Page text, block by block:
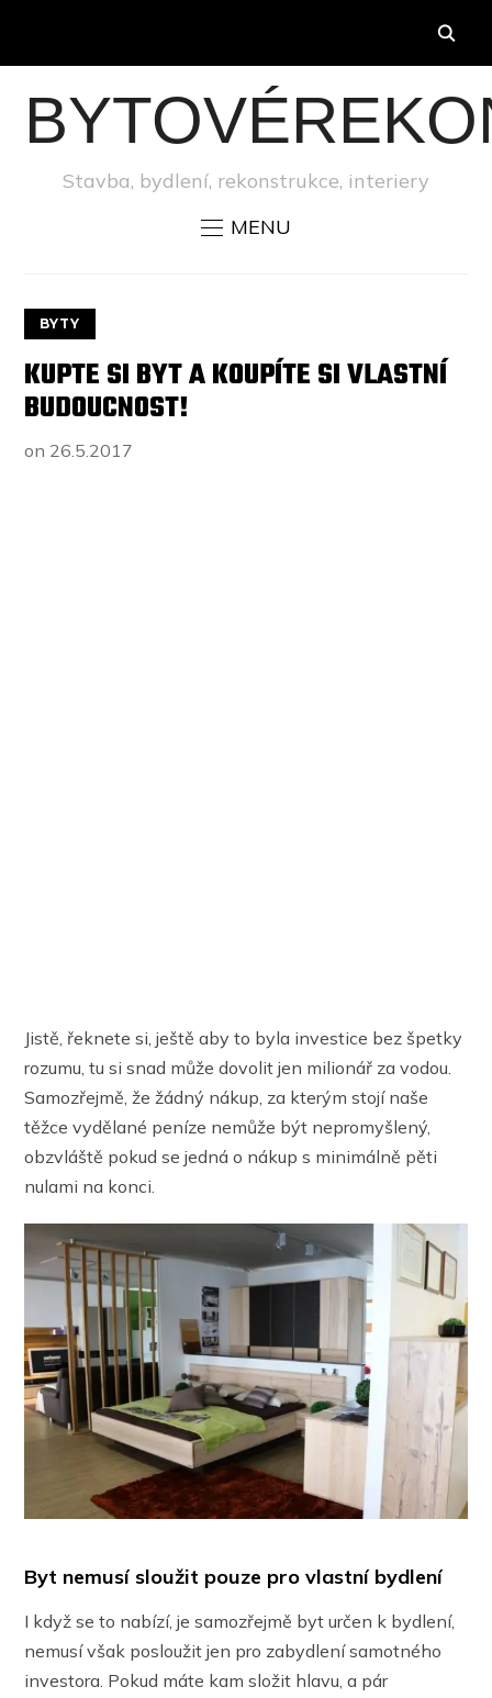
Stavba, bydlení, rekonstrukce, interiery
MENU
BYTY
KUPTE SI BYT A KOUPÍTE SI VLASTNÍ
BUDOUCNOST!
on 26.5.2017
Jistě, řeknete si, ještě aby to byla investice bez špetky
rozumu, tu si snad může dovolit jen milionář za vodou.
Samozřejmě, že žádný nákup, za kterým stojí naše
těžce vydělané peníze nemůže být nepromyšlený,
obzvláště pokud se jedná o nákup s minimálně pěti
nulami na konci.
Byt nemusí sloužit pouze pro vlastní bydlení
I když se to nabízí, je samozřejmě byt určen k bydlení,
nemusí však posloužit jen pro zabydlení samotného
investora. Pokud máte kam složit hlavu, a pár